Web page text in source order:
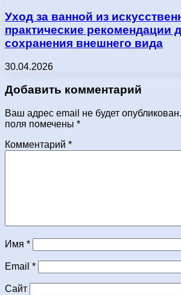
Уход за ванной из
практические рекомендации
сохранения внешнего вида
30.04.2026
Добавить комментарий
Ваш адрес email не будет опубликован.
поля помечены *
Комментарий *
Имя *
Email *
Сайт